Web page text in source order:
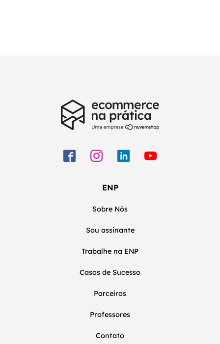
ENP
Sobre Nós
Sou assinante
Trabalhe na ENP
Casos de Sucesso
Parceiros
Professores
Contato